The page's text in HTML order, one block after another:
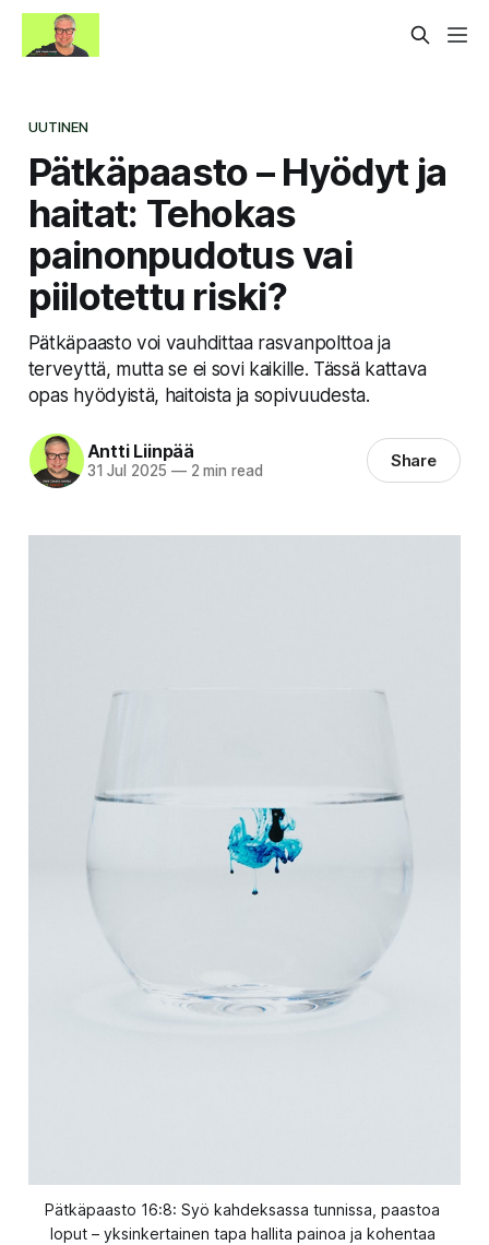
UUTINEN
Pätkäpaasto – Hyödyt ja
haitat: Tehokas
painonpudotus vai
piilotettu riski?
Pätkäpaasto voi vauhdittaa rasvanpolttoa ja
terveyttä, mutta se ei sovi kaikille. Tässä kattava
opas hyödyistä, haitoista ja sopivuudesta.
Antti Liinpää
31 Jul 2025 —2 min read Share
Pätkäpaasto 16:8: Syö kahdeksassa tunnissa, paastoa
loput – yksinkertainen tapa hallita painoa ja kohentaa